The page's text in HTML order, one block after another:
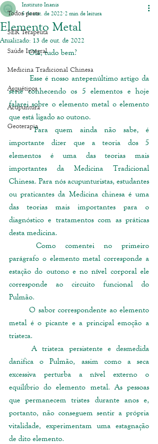
Todos posts
SER Terapeuta
Saúde Integral
Medicina Tradicional Chinesa
Arquétipos
Acupuntura
Geoterapia
Elemento Metal
Instituto Inanis
5 de out. de 2022 2 min de leitura
Atualizado: 13 de out. de 2022
	Olá, tudo bem?
série conhecendo os 5 elementos e hoje
falarei sobre o elemento metal o elemento
que está ligado ao outono.
	Para quem ainda não sabe, é
importante dizer que a teoria dos 5
elementos é uma das teorias mais
importantes da Medicina Tradicional
Chinesa. Para nós acupunturistas, estudantes
ou praticantes da Medicina chinesa é uma
das teorias mais importantes para o
diagnóstico e tratamentos com as práticas
desta medicina.
parágrafo o elemento metal corresponde a
estação do outono e no nível corporal ele
corresponde ao circuito funcional do
Pulmão.
	O sabor correspondente ao elemento
metal é o picante e a principal emoção a
tristeza.
	A tristeza persistente e desmedida
danifica o Pulmão, assim como a seca
excessiva perturba a nível externo o
equilíbrio do elemento metal. As pessoas
que permanecem tristes durante anos e,
portanto, não conseguem sentir a própria
vitalidade, experimentam uma estagnação
de dito elemento.